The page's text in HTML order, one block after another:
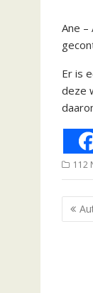
Ane
Er is
deze
112